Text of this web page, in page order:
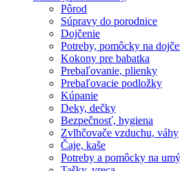
Pôrod
Súpravy do porodnice
Dojčenie
Potreby, pomôcky na
Kokony pre babatka
Prebaľovanie, plienky
Prebaľovacie podložky
Kúpanie
Deky, dečky
Bezpečnosť, hygiena
Zvlhčovače vzduchu, váhy
Čaje, kaše
Potreby a pomôcky na